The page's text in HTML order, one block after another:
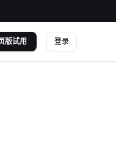
版试用 登录